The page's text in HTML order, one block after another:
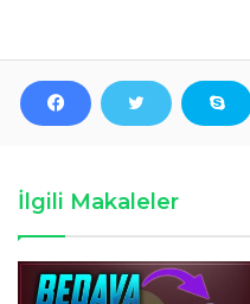
İlgili Makaleler